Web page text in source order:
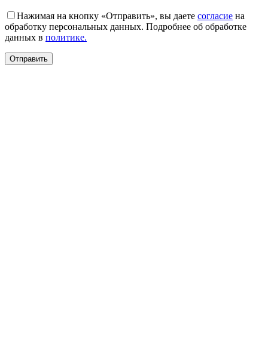
Нажимая на кнопку «Отправить», вы даете согласие на
обработку персональных данных. Подробнее об обработке
данных в политике.